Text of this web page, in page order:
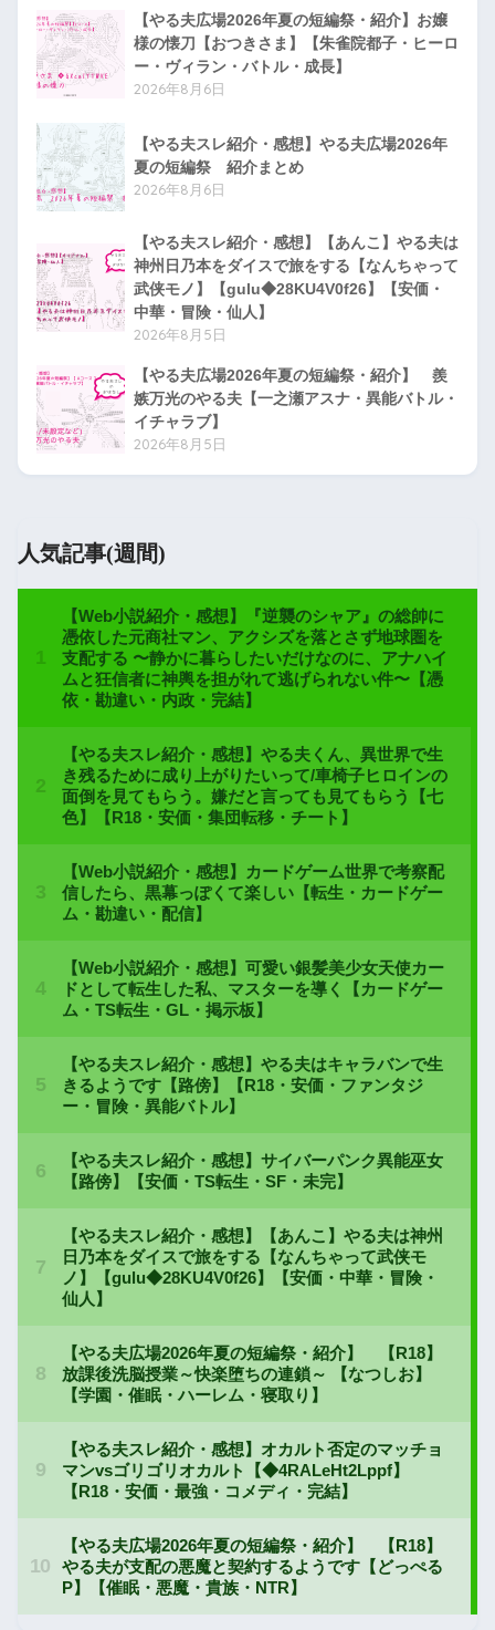
【やる夫広場2026年夏の短編祭・紹介】お嬢
様の懐刀【おつきさま】【朱雀院都子・ヒーロ
ー・ヴィラン・バトル・成長】
2026年8月6日
【やる夫スレ紹介・感想】やる夫広場2026年
夏の短編祭 紹介まとめ
2026年8月6日
【やる夫スレ紹介・感想】【あんこ】やる夫は
神州日乃本をダイスで旅をする【なんちゃって
武侠モノ】【gulu◆28KU4V0f26】【安価・
中華・冒険・仙人】
2026年8月5日
【やる夫広場2026年夏の短編祭・紹介】 羨
嫉万光のやる夫【一之瀬アスナ・異能バトル・
イチャラブ】
2026年8月5日
人気記事(週間)